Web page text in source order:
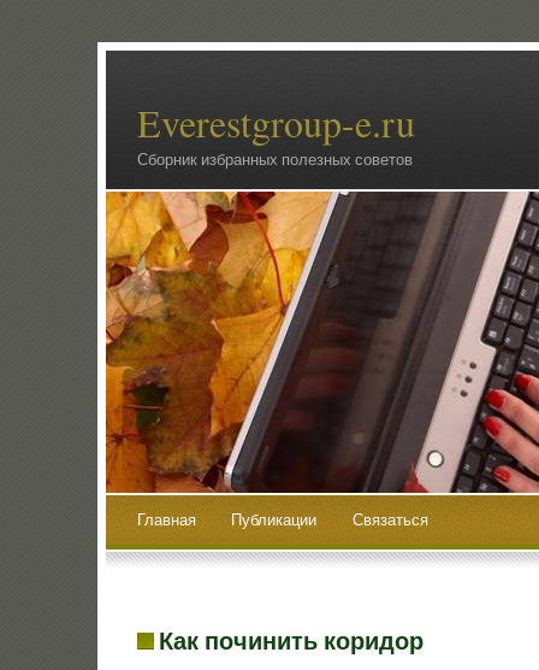
Everestgroup-e.ru
Сборник избранных полезных советов
Главная Публикации Связаться
Как починить коридор